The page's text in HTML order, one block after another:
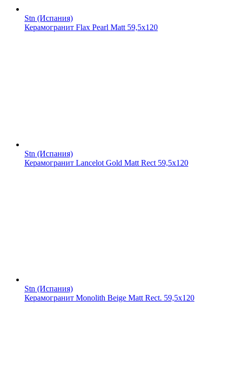
Stn (Испания)
Керамогранит Flax Pearl Matt 59,5x120
Stn (Испания)
Керамогранит Lancelot Gold Matt Rect 59,5x120
Stn (Испания)
Керамогранит Monolith Beige Matt Rect. 59,5x120